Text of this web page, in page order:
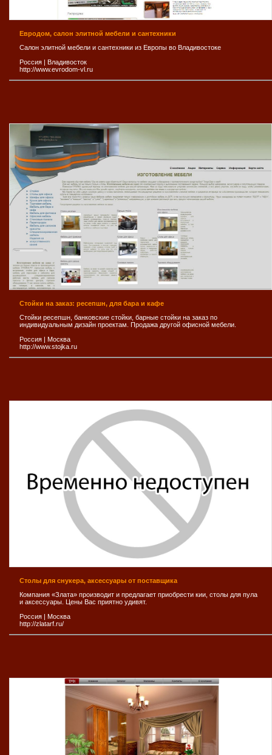
Евродом, салон элитной мебели и сантехники
Салон элитной мебели и сантехники из Европы во Владивостоке
Россия
Владивосток
http://www.evrodom-vl.ru
Стойки на заказ: ресепшн, для бара и кафе
Стойки ресепшн, банковские стойки, барные стойки на заказ по
индивидуальным дизайн проектам. Продажа другой офисной мебели.
Россия
Москва
http://www.stojka.ru
Столы для снукера, аксессуары от поставщика
Компания «Злата» производит и предлагает приобрести кии, столы для пула
и аксессуары. Цены Вас приятно удивят.
Россия
Москва
http://zlatarf.ru/